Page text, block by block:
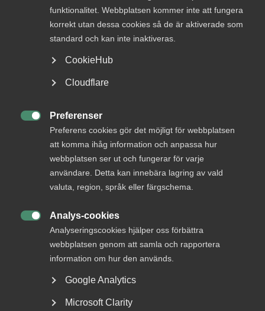
funktionalitet. Webbplatsen kommer inte att fungera
korrekt utan dessa cookies så de är aktiverade som
standard och kan inte inaktiveras.
CookieHub
Cloudflare
Preferenser
Preferens cookies gör det möjligt för webbplatsen
att komma ihåg information och anpassa hur
webbplatsen ser ut och fungerar för varje
användare. Detta kan innebära lagring av vald
valuta, region, språk eller färgschema.
Analys-cookies
Analyseringscookies hjälper oss förbättra
webbplatsen genom att samla och rapportera
information om hur den används.
Google Analytics
Microsoft Clarity
Sök på almega.se
Cookie-inställningar
Dagens LOV-system behöver vårdas och utvecklas för att
värna valfriheten samtidigt som god kvalitet säkras i
Att privata och offentliga utförare likabehandlas i
LOV-systemen.
Att LOV-system finns i hela landet och inom flera
tjänsteområden, för ökad mångfald och valfrihet.
Remissyttrande Idéburen välfärd
Missuppfattningar om LOV
Vårt närings­politiska arbete